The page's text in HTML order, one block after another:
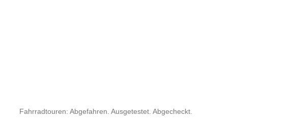
Fahrradtouren: Abgefahren. Ausgetestet. Abgecheckt.